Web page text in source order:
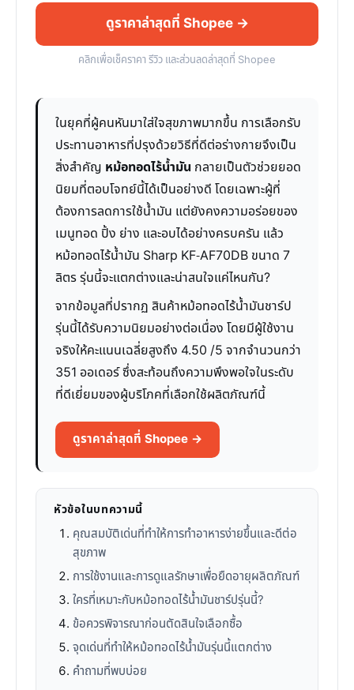
ดูราคาล่าสุดที่ Shopee →
คลิกเพื่อเช็คราคา รีวิว และส่วนลดล่าสุดที่ Shopee
ในยุคที่ผู้คนหันมาใส่ใจสุขภาพมากขึ้น การเลือกรับ
ประทานอาหารที่ปรุงด้วยวิธีที่ดีต่อร่างกายจึงเป็น
สิ่งสำคัญ หม้อทอดไร้น้ำมัน กลายเป็นตัวช่วยยอด
นิยมที่ตอบโจทย์นี้ได้เป็นอย่างดี โดยเฉพาะผู้ที่
ต้องการลดการใช้น้ำมัน แต่ยังคงความอร่อยของ
เมนูทอด ปิ้ง ย่าง และอบได้อย่างครบครัน แล้ว
หม้อทอดไร้น้ำมัน Sharp KF-AF70DB ขนาด 7
ลิตร รุ่นนี้จะแตกต่างและน่าสนใจแค่ไหนกัน?
จากข้อมูลที่ปรากฏ สินค้าหม้อทอดไร้น้ำมันชาร์ป
รุ่นนี้ได้รับความนิยมอย่างต่อเนื่อง โดยมีผู้ใช้งาน
จริงให้คะแนนเฉลี่ยสูงถึง 4.50 /5 จากจำนวนกว่า
351 ออเดอร์ ซึ่งสะท้อนถึงความพึงพอใจในระดับ
ที่ดีเยี่ยมของผู้บริโภคที่เลือกใช้ผลิตภัณฑ์นี้
ดูราคาล่าสุดที่ Shopee →
หัวข้อในบทความนี้
คุณสมบัติเด่นที่ทำให้การทำอาหารง่ายขึ้นและดีต่อ
สุขภาพ
การใช้งานและการดูแลรักษาเพื่อยืดอายุผลิตภัณฑ์
ใครที่เหมาะกับหม้อทอดไร้น้ำมันชาร์ปรุ่นนี้?
ข้อควรพิจารณาก่อนตัดสินใจเลือกซื้อ
จุดเด่นที่ทำให้หม้อทอดไร้น้ำมันรุ่นนี้แตกต่าง
คำถามที่พบบ่อย